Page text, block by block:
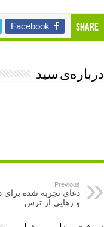
Share
Facebook
درباره‌ی سید
Previous
دعای تجربه شده
و رهایی از ترس